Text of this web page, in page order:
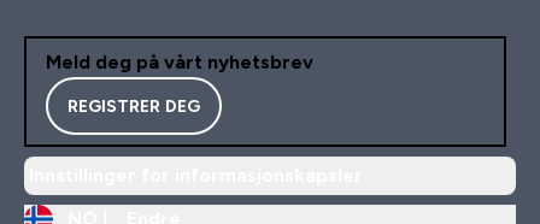
Meld deg på vårt nyhetsbrev
REGISTRER DEG